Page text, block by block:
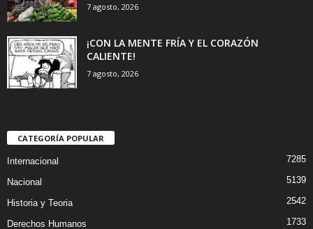
7 agosto, 2026
¡CON LA MENTE FRÍA Y EL CORAZÓN
CALIENTE!
7 agosto, 2026
CATEGORÍA POPULAR
Internacional 7285
Nacional 5139
Historia y Teoria 2542
Derechos Humanos 1733